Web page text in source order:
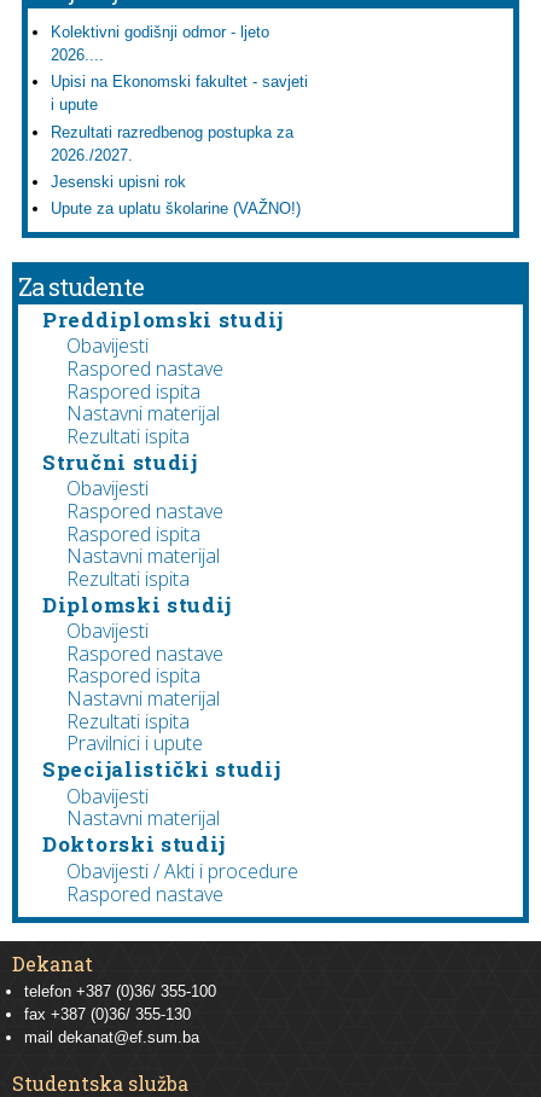
Kolektivni godišnji odmor - ljeto
2026....
Upisi na Ekonomski fakultet - savjeti
i upute
Rezultati razredbenog postupka za
2026./2027.
Jesenski upisni rok
Upute za uplatu školarine (VAŽNO!)
Za studente
Preddiplomski studij
Obavijesti
Raspored nastave
Raspored ispita
Nastavni materijal
Rezultati ispita
Stručni studij
Obavijesti
Raspored nastave
Raspored ispita
Nastavni materijal
Rezultati ispita
Diplomski studij
Obavijesti
Raspored nastave
Raspored ispita
Nastavni materijal
Rezultati ispita
Pravilnici i upute
Specijalistički studij
Obavijesti
Nastavni materijal
Doktorski studij
Obavijesti / Akti i procedure
Raspored nastave
Dekanat
telefon +387 (0)36/ 355-100
fax +387 (0)36/ 355-130
mail dekanat@ef.sum.ba
Studentska služba